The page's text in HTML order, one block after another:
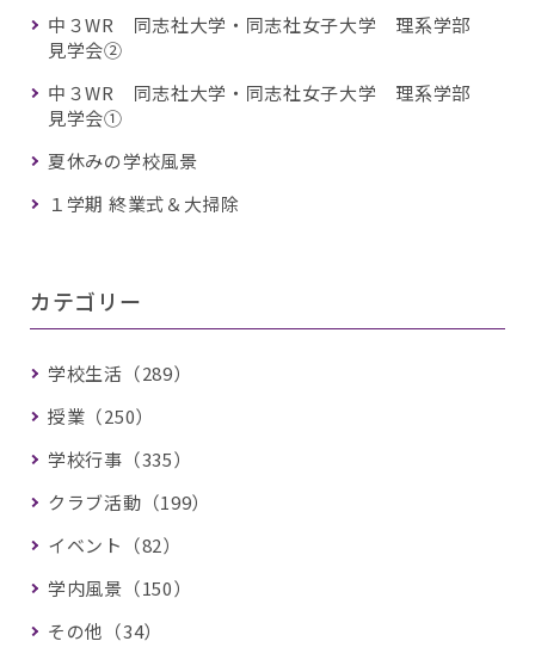
中３WR 同志社大学・同志社女子大学 理系学部
見学会②
中３WR 同志社大学・同志社女子大学 理系学部
見学会①
夏休みの学校風景
１学期 終業式＆大掃除
カテゴリー
学校生活（289）
授業（250）
学校行事（335）
クラブ活動（199）
イベント（82）
学内風景（150）
その他（34）